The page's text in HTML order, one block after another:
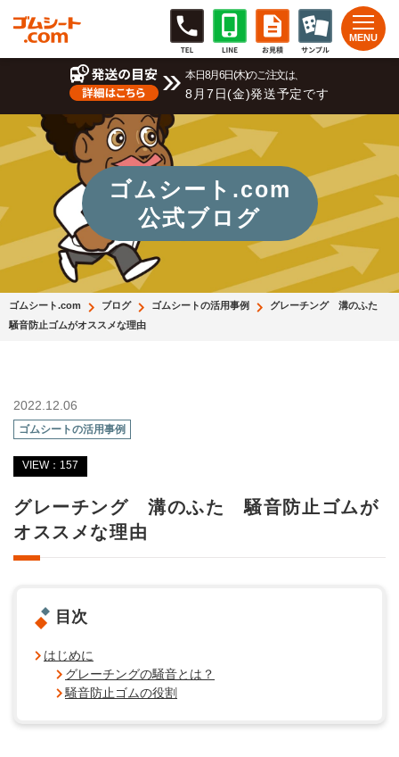
本日8月6日(木)のご注文は、
8月7日(金)発送予定です
ゴムシート.com
公式ブログ
ゴムシート.com ブログ ゴムシートの活用事例
グレーチング 溝のふた
騒音防止ゴムがオススメな理由
2022.12.06
ゴムシートの活用事例
VIEW：157
グレーチング 溝のふた 騒音防止ゴムが
オススメな理由
目次
はじめに
グレーチングの騒音とは？
騒音防止ゴムの役割